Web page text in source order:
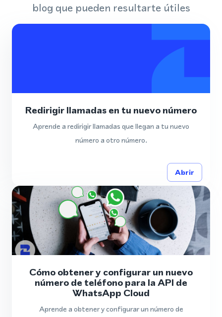
blog que pueden resultarte útiles
Redirigir llamadas en tu nuevo número
Aprende a redirigir llamadas que llegan a tu nuevo
número a otro número.
Abrir
Cómo obtener y configurar un nuevo
número de teléfono para la API de
WhatsApp Cloud
Aprende a obtener y configurar un número de